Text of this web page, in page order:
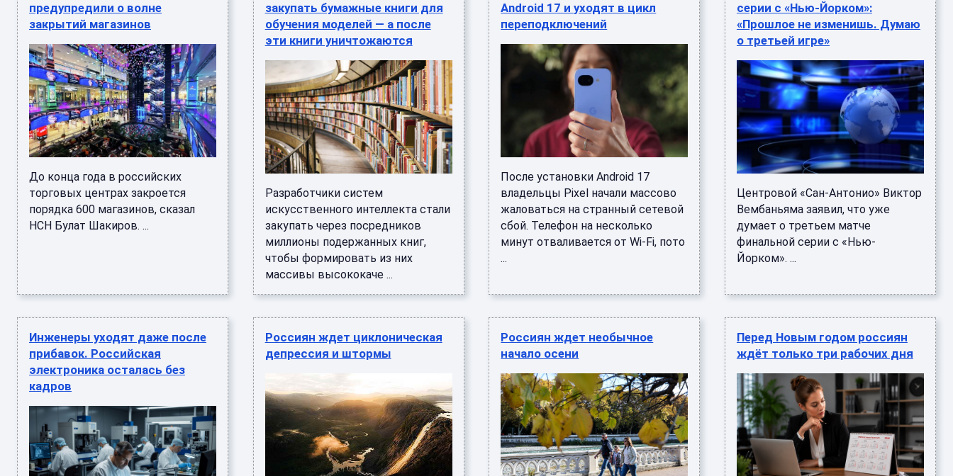
предупредили о волне
закрытий магазинов
До конца года в российских
торговых центрах закроется
порядка 600 магазинов, сказал
НСН Булат Шакиров. ...
закупать бумажные книги для
обучения моделей — а после
эти книги уничтожаются
Разработчики систем
искусственного интеллекта стали
закупать через посредников
миллионы подержанных книг,
чтобы формировать из них
массивы высококаче ...
Android 17 и уходят в цикл
переподключений
После установки Android 17
владельцы Pixel начали массово
жаловаться на странный сетевой
сбой. Телефон на несколько
минут отваливается от Wi‑Fi, пото
...
серии с «Нью-Йорком»:
«Прошлое не изменишь. Думаю
о третьей игре»
Центровой «Сан-Антонио» Виктор
Вембаньяма заявил, что уже
думает о третьем матче
финальной серии с «Нью-
Йорком». ...
Инженеры уходят даже после
прибавок. Российская
электроника осталась без
кадров
Россиян ждет циклоническая
депрессия и штормы
Россиян ждет необычное
начало осени
Перед Новым годом россиян
ждёт только три рабочих дня